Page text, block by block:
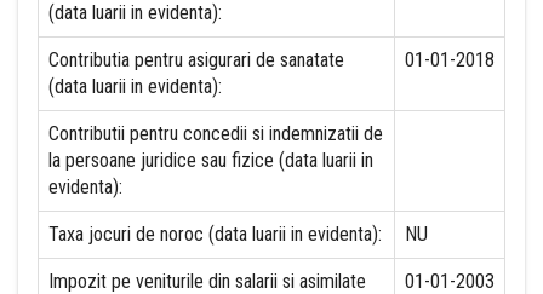
(data luarii in evidenta):
Contributia pentru asigurari de sanatate
(data luarii in evidenta):
01-01-2018
Contributii pentru concedii si indemnizatii de
la persoane juridice sau fizice (data luarii in
evidenta):
Taxa jocuri de noroc (data luarii in evidenta): NU
Impozit pe veniturile din salarii si asimilate
01-01-2003